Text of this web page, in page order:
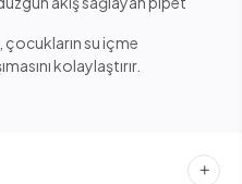
çocukların su içme
kolaylaştırır.